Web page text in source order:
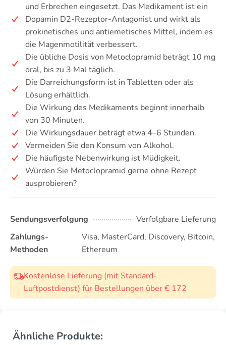
und Erbrechen eingesetzt. Das Medikament ist ein
Dopamin D2-Rezeptor-Antagonist und wirkt als
prokinetisches und antiemetisches Mittel, indem es
die Magenmotilität verbessert.
Die übliche Dosis von Metoclopramid beträgt 10 mg
oral, bis zu 3 Mal täglich.
Die Darreichungsform ist in Tabletten oder als
Lösung erhältlich.
Die Wirkung des Medikaments beginnt innerhalb
von 30 Minuten.
Die Wirkungsdauer beträgt etwa 4–6 Stunden.
Vermeiden Sie den Konsum von Alkohol.
Die häufigste Nebenwirkung ist Müdigkeit.
Würden Sie Metoclopramid gerne ohne Rezept
ausprobieren?
Sendungsverfolgung
Verfolgbare Lieferung
Zahlungs-
Methoden
Visa, MasterCard, Discovery, Bitcoin,
Ethereum
Kostenlose Lieferung (mit Standard-
Luftpostdienst) für Bestellungen über € 172
Ähnliche Produkte: